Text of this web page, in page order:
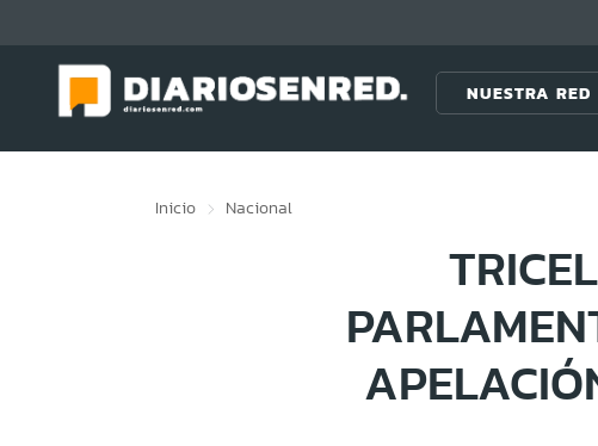
NUESTRA RED
Inicio Nacional